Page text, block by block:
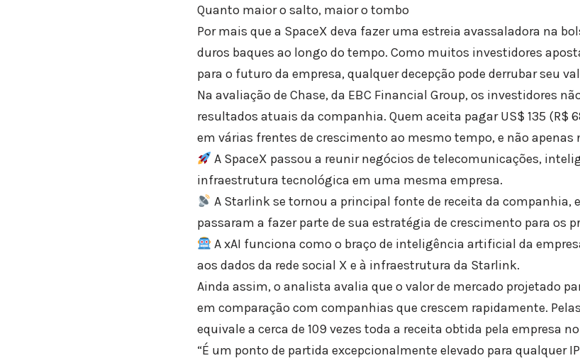
Quanto maior o salto, maior o tombo
Por mais que a SpaceX deva fazer uma estreia avassaladora na
duros baques ao longo do tempo. Como muitos investidores
para o futuro da empresa, qualquer decepção pode derrubar seu
Na avaliação de Chase, da EBC Financial Group, os investidores
resultados atuais da companhia. Quem aceita pagar US$ 135 (R$
em várias frentes de crescimento ao mesmo tempo, e não apenas
A SpaceX passou a reunir negócios de telecomunicações,
infraestrutura tecnológica em uma mesma empresa.
A Starlink se tornou a principal fonte de receita da companhia,
passaram a fazer parte de sua estratégia de crescimento para os
A xAI funciona como o braço de inteligência artificial da
aos dados da rede social X e à infraestrutura da Starlink.
Ainda assim, o analista avalia que o valor de mercado projetado
em comparação com companhias que crescem rapidamente.
equivale a cerca de 109 vezes toda a receita obtida pela empresa
“É um ponto de partida excepcionalmente elevado para qualquer